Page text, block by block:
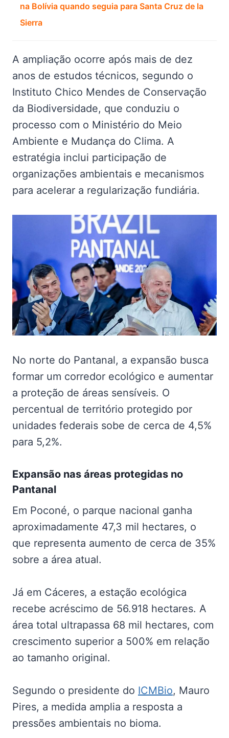
na Bolívia quando seguia para Santa Cruz de la
Sierra
A ampliação ocorre após mais de dez
anos de estudos técnicos, segundo o
Instituto Chico Mendes de Conservação
da Biodiversidade, que conduziu o
processo com o Ministério do Meio
Ambiente e Mudança do Clima. A
estratégia inclui participação de
organizações ambientais e mecanismos
para acelerar a regularização fundiária.
No norte do Pantanal, a expansão busca
formar um corredor ecológico e aumentar
a proteção de áreas sensíveis. O
percentual de território protegido por
unidades federais sobe de cerca de 4,5%
para 5,2%.
Expansão nas áreas protegidas no
Pantanal
Em Poconé, o parque nacional ganha
aproximadamente 47,3 mil hectares, o
que representa aumento de cerca de 35%
sobre a área atual.
Já em Cáceres, a estação ecológica
recebe acréscimo de 56.918 hectares. A
área total ultrapassa 68 mil hectares, com
crescimento superior a 500% em relação
ao tamanho original.
Segundo o presidente do ICMBio, Mauro
Pires, a medida amplia a resposta a
pressões ambientais no bioma.